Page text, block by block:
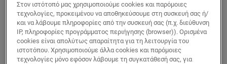
Στον ιστότοπό μας χρησιμοποιούμε cookies και παρόμοιες
τεχνολογίες, προκειμένου να αποθηκεύσουμε στη συσκευή σας ή/
και να λάβουμε πληροφορίες από την συσκευή σας (π.χ. διεύθυνση
IP, πληροφορίες προγράμματος περιήγησης (browser)). Ορισμένα
cookies είναι απολύτως απαραίτητα για τη λειτουργία του
ιστοτόπου. Χρησιμοποιούμε άλλα cookies και παρόμοιες
τεχνολογίες μόνο εφόσον λάβουμε τη συγκατάθεσή σας, για